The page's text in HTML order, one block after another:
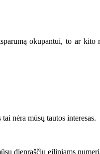
okupantui, to ar
nėra mūsų tautos interesas.
dienraščių eiliniams